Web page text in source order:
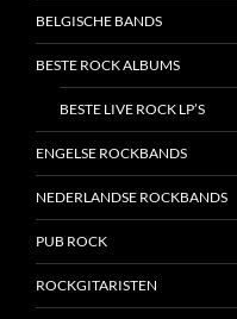
BELGISCHE BANDS
BESTE ROCK ALBUMS
BESTE LIVE ROCK LP’S
ENGELSE ROCKBANDS
NEDERLANDSE ROCKBANDS
PUB ROCK
ROCKGITARISTEN